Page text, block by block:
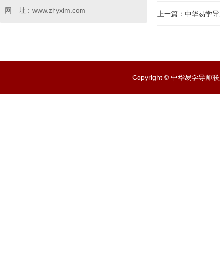
网 址：www.zhyxlm.com
上一篇： 中华易学
Copyright © 中华易学导师